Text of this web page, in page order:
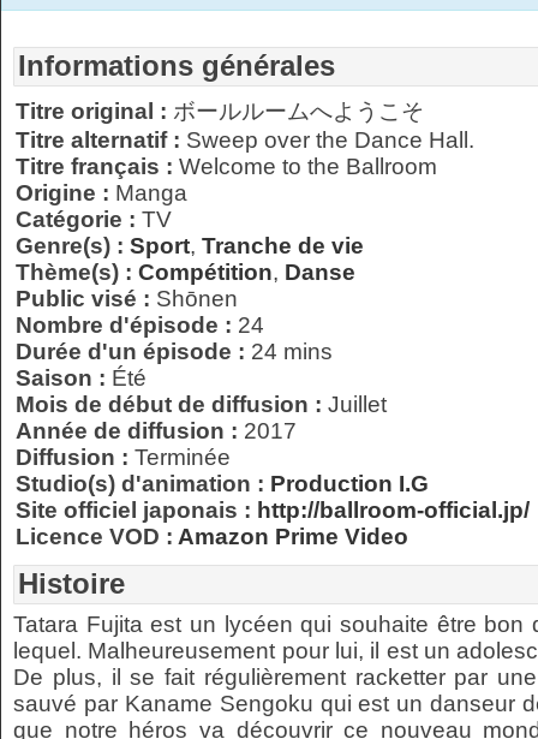
Informations générales
Titre original : ボールルームへようこそ
Titre alternatif : Sweep over the Dance Hall.
Titre français : Welcome to the Ballroom
Origine : Manga
Catégorie : TV
Genre(s) : Sport, Tranche de vie
Thème(s) : Compétition, Danse
Public visé : Shōnen
Nombre d'épisode : 24
Durée d'un épisode : 24 mins
Saison : Été
Mois de début de diffusion : Juillet
Année de diffusion : 2017
Diffusion : Terminée
Studio(s) d'animation : Production I.G
Site officiel japonais : http://ballroom-official.jp/
Licence VOD : Amazon Prime Video
Histoire
Tatara Fujita est un lycéen qui souhaite être bon
lequel. Malheureusement pour lui, il est un
De plus, il se fait régulièrement racketter par
sauvé par Kaname Sengoku qui est un danseur
que notre héros va découvrir ce nouveau